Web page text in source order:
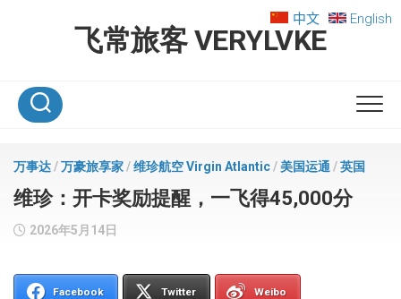
飞常旅客 VERYLVKE
中文 English
万事达/万豪旅享家/维珍航空 Virgin Atlantic/美国运通 /英国
维珍：开卡奖励提醒，一飞得45,000分
2026年5月14日
Facebook Twitter Weibo